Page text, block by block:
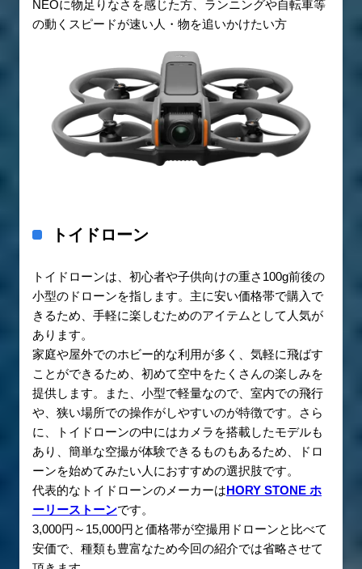
NEOに物足りなさを感じた方、ランニングや自転車等
の動くスピードが速い人・物を追いかけたい方
トイドローン
トイドローンは、初心者や子供向けの重さ100g前後の
小型のドローンを指します。主に安い価格帯で購入で
きるため、手軽に楽しむためのアイテムとして人気が
あります。
家庭や屋外でのホビー的な利用が多く、気軽に飛ばす
ことができるため、初めて空中をたくさんの楽しみを
提供します。また、小型で軽量なので、室内での飛行
や、狭い場所での操作がしやすいのが特徴です。さら
に、トイドローンの中にはカメラを搭載したモデルも
あり、簡単な空撮が体験できるものもあるため、ドロ
ーンを始めてみたい人におすすめの選択肢です。
代表的なトイドローンのメーカーはHORY STONE ホ
ーリーストーンです。
3,000円～15,000円と価格帯が空撮用ドローンと比べて
安価で、種類も豊富なため今回の紹介では省略させて